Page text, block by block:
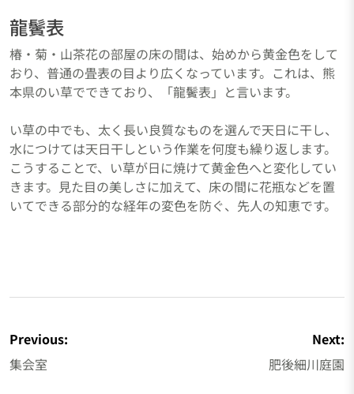
龍鬢表
椿・菊・山茶花の部屋の床の間は、始めから黄金色をして
おり、普通の畳表の目より広くなっています。これは、熊
本県のい草でできており、「龍鬢表」と言います。
い草の中でも、太く長い良質なものを選んで天日に干し、
水につけては天日干しという作業を何度も繰り返します。
こうすることで、い草が日に焼けて黄金色へと変化してい
きます。見た目の美しさに加えて、床の間に花瓶などを置
いてできる部分的な経年の変色を防ぐ、先人の知恵です。
稿
ナ
ビ
Previous:
集会室
Next:
肥後細川庭園